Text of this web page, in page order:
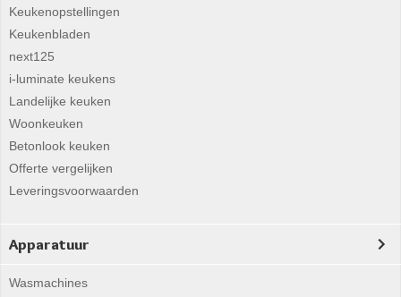
Keukenopstellingen
Keukenbladen
next125
i-luminate keukens
Landelijke keuken
Woonkeuken
Betonlook keuken
Offerte vergelijken
Leveringsvoorwaarden
Apparatuur
Wasmachines